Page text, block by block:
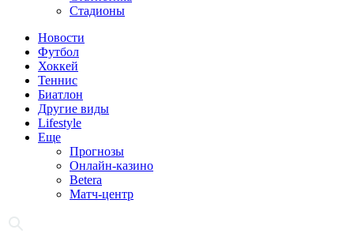
Стадионы
Новости
Футбол
Хоккей
Теннис
Биатлон
Другие виды
Lifestyle
Еще
Прогнозы
Онлайн-казино
Betera
Матч-центр